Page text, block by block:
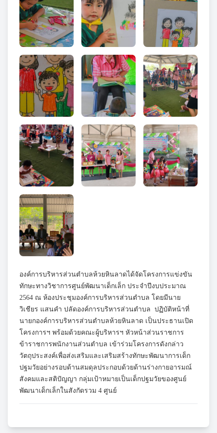
องค์การบริหารส่วนตำบลห้วยหินลาดได้จัดโครงการแข่งขัน
ทักษะทางวิชาการศูนย์พัฒนาเด็กเล็ก ประจำปีงบประมาณ
2564 ณ ห้องประชุมองค์การบริหารส่วนตำบล โดยมีนาย
วิเชียร แสนคำ ปลัดองค์การบริหารส่วนตำบล ปฏิบัติหน้าที่
นายกองค์การบริหารส่วนตำบลห้วยหินลาด เป็นประธานเปิด
โครงการฯ พร้อมด้วยคณะผู้บริหารฯ หัวหน้าส่วนราชการ
ข้าราชการพนักงานส่วนตำบล เข้าร่วมโครงการดังกล่าว
วัตถุประสงค์เพื่อส่งเสริมและเสริมสร้างทักษะพัฒนาการเด็ก
ปฐมวัยอย่างรอบด้านสมดุลประกอบด้วยด้านร่างกายอารมณ์
สังคมและสติปัญญา กลุ่มเป้าหมายเป็นเด็กปฐมวัยของศูนย์
พัฒนาเด็กเล็กในสังกัดรวม 4 ศูนย์